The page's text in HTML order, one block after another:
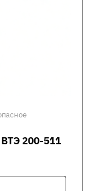
200-511